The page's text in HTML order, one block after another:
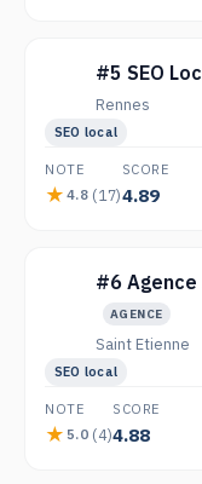
#5 SEO
Rennes
SEO local
NOTE
4.8 (17)
SCORE
4.89
#6 Agence
AGENCE
Saint Etienne
SEO local
NOTE
5.0 (4)
SCORE
4.88